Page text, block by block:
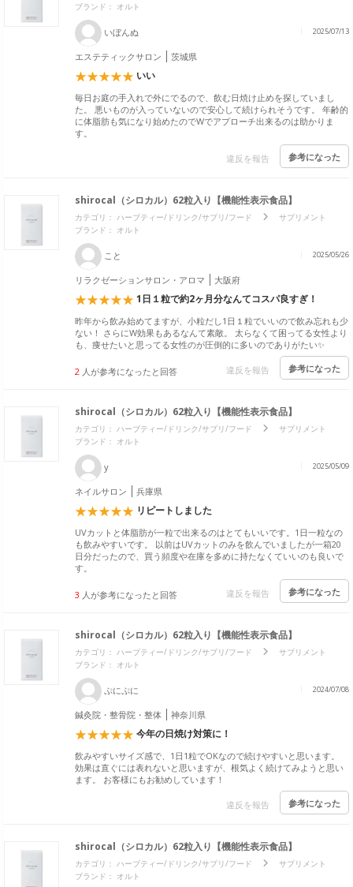
ブランド： オルト
いぼんぬ 2025/07/13
エステティックサロン 茨城県
いい
毎日お庭の手入れで外にでるので、飲む日焼け止めを探していまし
た。 悪いものが入っていないので安心して続けられそうです。 年齢的
に体脂肪も気になり始めたのでWでアプローチ出来るのは助かりま
す。
違反を報告 参考になった
shirocal（シロカル）62粒入り【機能性表示食品】
カテゴリ： ハーブティー/ドリンク/サプリ/フード
サプリメント
ブランド： オルト
こと 2025/05/26
リラクゼーションサロン・アロマ 大阪府
1日１粒で約2ヶ月分なんてコスパ良すぎ！
昨年から飲み始めてますが、小粒だし1日１粒でいいので飲み忘れも少
ない！ さらにW効果もあるなんて素敵。 太らなくて困ってる女性より
も、痩せたいと思ってる女性のが圧倒的に多いのでありがたい✨
2 人が参考になったと回答 違反を報告 参考になった
shirocal（シロカル）62粒入り【機能性表示食品】
カテゴリ： ハーブティー/ドリンク/サプリ/フード
サプリメント
ブランド： オルト
y 2025/05/09
ネイルサロン 兵庫県
リピートしました
UVカットと体脂肪が一粒で出来るのはとてもいいです。1日一粒なの
も飲みやすいです。 以前はUVカットのみを飲んでいましたが一箱20
日分だったので、買う頻度や在庫を多めに持たなくていいのも良いで
す。
3 人が参考になったと回答 違反を報告 参考になった
shirocal（シロカル）62粒入り【機能性表示食品】
カテゴリ： ハーブティー/ドリンク/サプリ/フード
サプリメント
ブランド： オルト
ぷにぷに 2024/07/08
鍼灸院・整骨院・整体 神奈川県
今年の日焼け対策に！
飲みやすいサイズ感で、1日1粒でOKなので続けやすいと思います。
効果は直ぐには表れないと思いますが、根気よく続けてみようと思い
ます。 お客様にもお勧めしています！
違反を報告 参考になった
shirocal（シロカル）62粒入り【機能性表示食品】
カテゴリ： ハーブティー/ドリンク/サプリ/フード
サプリメント
ブランド： オルト